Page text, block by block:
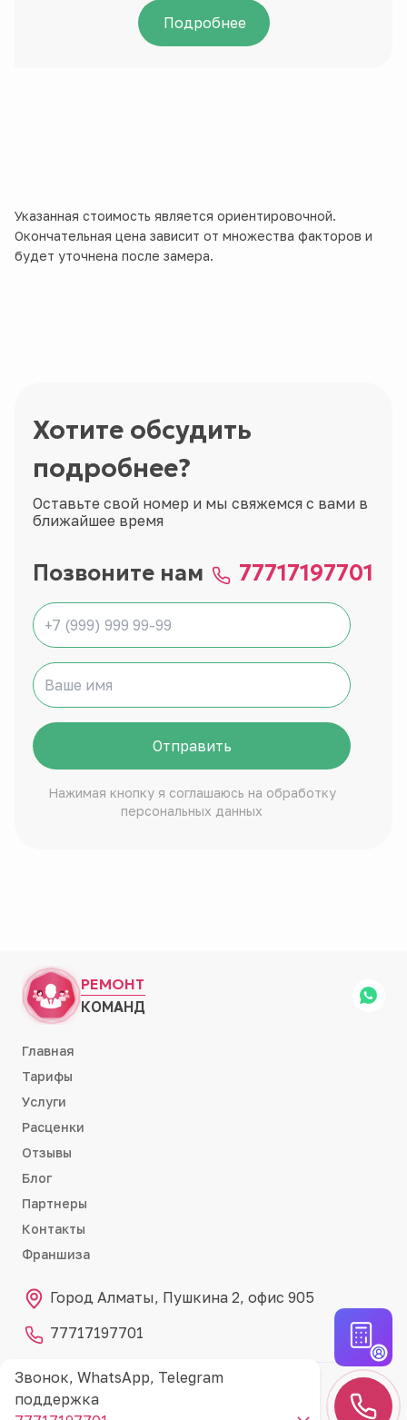
Подробнее
Указанная стоимость является ориентировочной.
Окончательная цена зависит от множества факторов и
будет уточнена после замера.
Хотите обсудить
подробнее?
Оставьте свой номер и мы свяжемся с вами в
ближайшее время
Позвоните нам 77717197701
Отправить
Нажимая кнопку я соглашаюсь на обработку
персональных данных
Звонок, WhatsApp, Telegram
поддержка
РЕМОНТ
КОМАНД
Главная
Тарифы
Услуги
Расценки
Отзывы
Блог
Партнеры
Контакты
Франшиза
Город Алматы, Пушкина 2, офис 905
77717197701